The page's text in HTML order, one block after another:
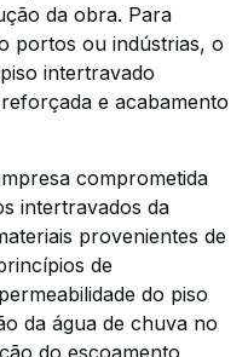
da obra. Para
portos ou indústrias, o
intertravado
e acabamento
comprometida
intertravados da
provenientes de
de
do piso
da água de chuva no
do escoamento